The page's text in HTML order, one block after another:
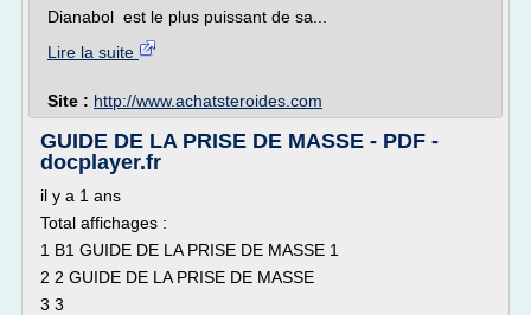
Dianabol est le plus puissant de sa...
Lire la suite
Site : http://www.achatsteroides.com
GUIDE DE LA PRISE DE MASSE - PDF -
docplayer.fr
il y a 1 ans
Total affichages :
1 B1 GUIDE DE LA PRISE DE MASSE 1
2 2 GUIDE DE LA PRISE DE MASSE
3 3